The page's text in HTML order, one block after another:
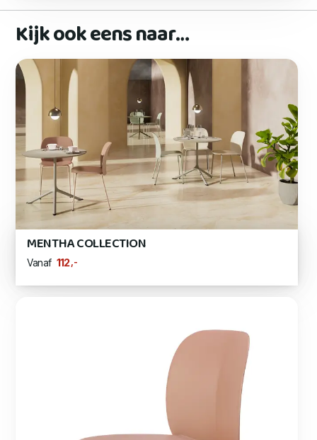
Kijk ook eens naar…
MENTHA COLLECTION
Vanaf 112 ,-